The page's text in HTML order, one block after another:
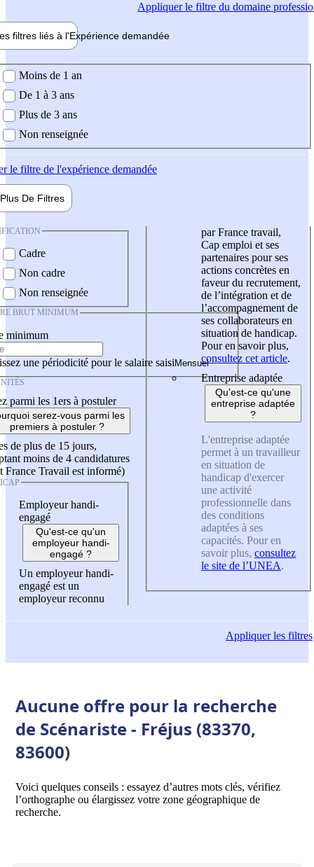
Appliquerle filtre du domaine
filtres liés à l'Expérience demandée
demandée
Moins de 1 an
De 1 à 3 ans
Plus de 3 ans
Non renseignée
le filtre de l'expérience demandée
Plus De Filtres
Cadre
Non cadre
Non renseignée
BRUT MINIMUM
minimum
une périodicité pour le salaire saisi
parmi les 1ers à postuler
serez-vous parmi les
premiers à postuler ?
de plus de 15 jours,
moins de 4 candidatures
France Travail est informé)
Employeur handi-
engagé
Qu'est-ce qu'un
employeur handi-
engagé ?
Un employeur handi-
engagé est un
employeur reconnu
par France travail,
Cap emploi et ses
partenaires pour ses
actions concrètes en
faveur du recrutement,
de l’intégration et de
l’accompagnement de
ses collaborateurs en
situation de handicap.
Pour en savoir plus,
consultez cet article.
Entreprise adaptée
Qu'est-ce qu'une
entreprise adaptée
?
L'entreprise adaptée
permet à un travailleur
en situation de
handicap d'exercer
une activité
professionnelle dans
des conditions
adaptées à ses
capacités. Pour en
savoir plus, consultez
le site de l’UNEA.
Appliquerles filtres
Aucune offre pour la recherche
de Scénariste - Fréjus (83370,
83600)
Voici quelques conseils : essayez d’autres mots clés, vérifiez
l’orthographe ou élargissez votre zone géographique de
recherche.